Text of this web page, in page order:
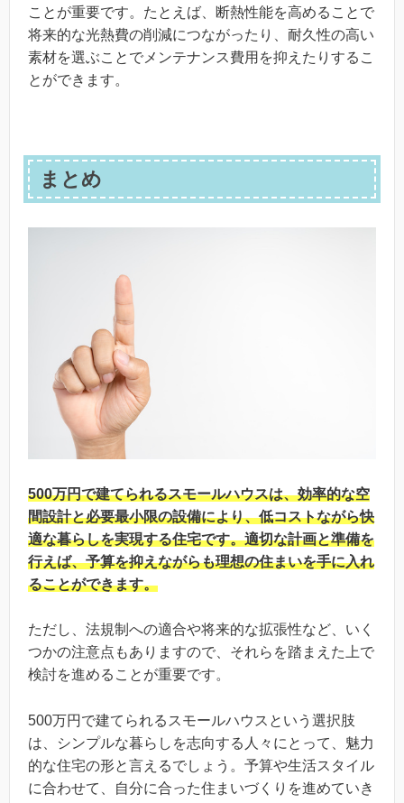
ことが重要です。たとえば、断熱性能を高めることで
将来的な光熱費の削減につながったり、耐久性の高い
素材を選ぶことでメンテナンス費用を抑えたりするこ
とができます。
まとめ
500万円で建てられるスモールハウスは、効率的な空
間設計と必要最小限の設備により、低コストながら快
適な暮らしを実現する住宅です。適切な計画と準備を
行えば、予算を抑えながらも理想の住まいを手に入れ
ることができます。
ただし、法規制への適合や将来的な拡張性など、いく
つかの注意点もありますので、それらを踏まえた上で
検討を進めることが重要です。
500万円で建てられるスモールハウスという選択肢
は、シンプルな暮らしを志向する人々にとって、魅力
的な住宅の形と言えるでしょう。予算や生活スタイル
に合わせて、自分に合った住まいづくりを進めていき